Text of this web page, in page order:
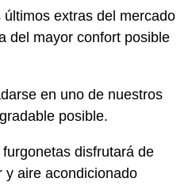
extras del mercado
del mayor confort posible
en uno de nuestros
posible.
disfrutará de
y aire acondicionado